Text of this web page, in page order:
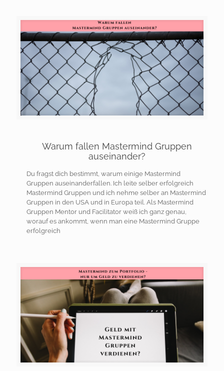
Warum fallen Mastermind Gruppen
auseinander?
Du fragst dich bestimmt, warum einige Mastermind
Gruppen auseinanderfallen. Ich leite selber erfolgreich
Mastermind Gruppen und ich nehme selber an Mastermind
Gruppen in den USA und in Europa teil. Als Mastermind
Gruppen Mentor und Facilitator weiß ich ganz genau,
worauf es ankommt, wenn man eine Mastermind Gruppe
erfolgreich